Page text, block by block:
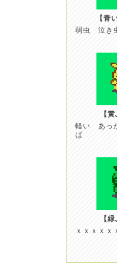
【青
弱虫 泣き
【
軽い あっ
ぱ
【
ｘｘｘｘｘ